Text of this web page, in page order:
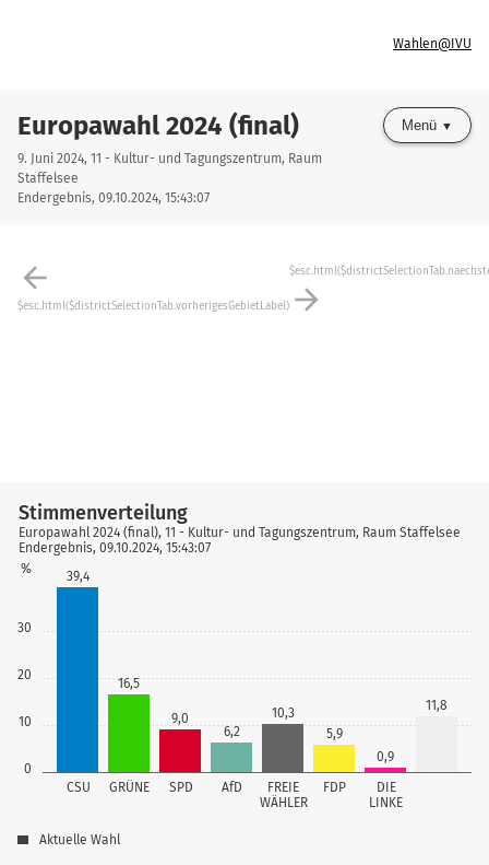
Wahlen@IVU
Europawahl 2024 (final)
9. Juni 2024, 11 - Kultur- und Tagungszentrum, Raum
Staffelsee
Endergebnis, 09.10.2024, 15:43:07
Menü
arrow_back
$esc.html($districtSelectionTab.vorherigesGebietLabel) arrow_forward
0
10
20
30
%
CSU GRÜNE SPD AfD
FREIE
WÄHLER
FDP
DIE
LINKE
39,4
16,5
9,0
6,2
10,3
5,9
0,9
11,8
Stimmenverteilung
Europawahl 2024 (final), 11 - Kultur- und Tagungszentrum, Raum Staffelsee
Endergebnis, 09.10.2024, 15:43:07
Aktuelle Wahl